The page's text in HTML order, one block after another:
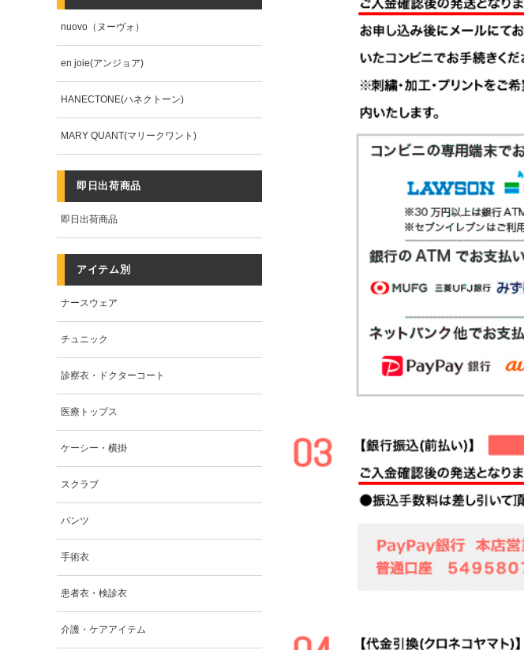
nuovo（ヌーヴォ）
en joie(アンジョア)
HANECTONE(ハネクトーン)
MARY QUANT(マリークワント)
即日出荷商品
即日出荷商品
アイテム別
ナースウェア
チュニック
診察衣・ドクターコート
医療トップス
ケーシー・横掛
スクラブ
パンツ
手術衣
患者衣・検診衣
介護・ケアアイテム